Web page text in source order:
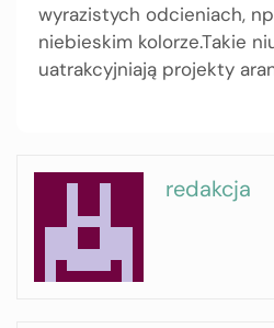
wyrazistych odcieniach,
niebieskim kolorze.Takie
uatrakcyjniają projekty
redakcja